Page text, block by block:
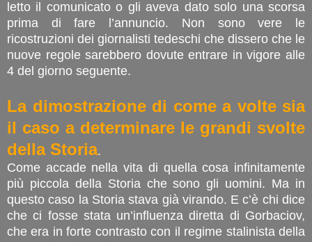
letto il comunicato o gli aveva dato solo una scorsa
prima di fare l’annuncio. Non sono vere le
ricostruzioni dei giornalisti tedeschi che dissero che le
nuove regole sarebbero dovute entrare in vigore alle
4 del giorno seguente.
La dimostrazione di come a volte sia
il caso a determinare le grandi svolte
della Storia.
Come accade nella vita di quella cosa infinitamente
più piccola della Storia che sono gli uomini. Ma in
questo caso la Storia stava già virando. E c’è chi dice
che ci fosse stata un’influenza diretta di Gorbaciov,
che era in forte contrasto con il regime stalinista della